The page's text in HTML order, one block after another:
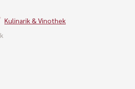
Kulinarik & Vinothek